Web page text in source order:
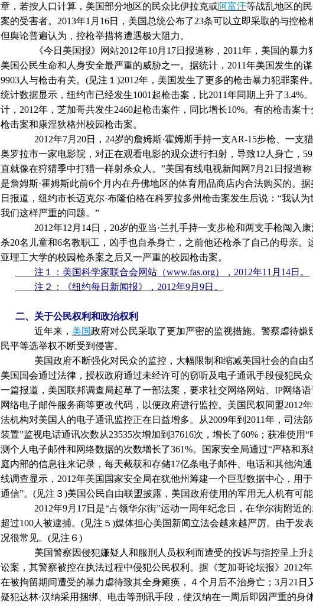
章，若按人口计算，美国部分地区的民众比伊拉克或阿富汗等战乱地区的
案的受害者。 2013年1 月 16日，美国总统公布了23条可以立即采取的与控枪
但舆论普遍认为，控枪举措将遭遇极大阻力。
《今日美国报》网站2012年10月 17日报道称， 2011年，美国的暴力
美国公民生命和人身安全最严重的威胁之一。据统计， 2011年美国发生的
9903人与枪击有关。 (见注１ )2012年，美国发生了更多的枪击暴力犯罪案件
统计数据显示，纽约市已经发生1001 起枪击案，比2011年同期上升了3.4%。
计， 2012年，芝加哥共发生2460起枪击案件，同比增长10%。有的枪击案
枪击案和康涅狄格州校园枪击案。
2012年7月 20日， 24岁的詹姆斯·霍姆斯手持一支AR-15步枪、一支
奥罗拉市一家电影院，对正在观看电影的观众进行扫射，导致12 人身亡， 59
直就像在狩猎季中打猎一样射杀众人。”美国有线电视新闻网 7月 21 日报道
是詹姆斯·霍姆斯此前6个月内在丹佛地区的体育用品商店内合法购买的。据
日报道，纽约市长迈克尔·布隆伯格在科罗拉多州枪击案发生后说：“我认
我们这样严重的问题。”
2012年12 月 14日， 20岁的亚当·兰扎手持一支步枪和两支手枪闯入
杀20名儿童和6名教职工，凶手也自杀身亡，之前他还枪杀了自己的母亲。
亚理工大学的校园枪杀案之后又一严重的校园枪击案。
注１：美国科学家联合会网站（www.fas.org）， 2012年11 月 14日。
注２：《纽约每日新闻报》， 2012年9月 9日。
二、关于公民权利和政治权利
近年来， 美国政府对公民采取了更加严密的监视措施。警察虐待
民平等选举权不断受到侵害。
美国政府不断强化对民众的监控，大幅限制和缩减美国社会的自由
美国国会通过法律，授权政府通过未经许可的窃听及电子通讯手段侵犯民
一篇报道，美国联邦调查局起草了一部法案，要求社交网络网站、 IP网络
网络电子邮件服务商等更改代码，以便政府进行监控。美国民权同盟2012年
法机构对美国人的电子通讯监控正在日益增多。从2009年到 2011年，司法
装置”监视电话通讯次数从23535次增加到 37616次，增长了60% ；获准使用
测个人电子邮件和网络数据的次数增长了361%。国家安全局通过“严格和
庭内部的信息往来记录，每天截获和存储17亿条电子邮件、电话和其他沟通
线调查显示， 2012年美国国家安全局在犹他州筹建一个巨型数据中心，用
通信”。 (见注３)美国公民自由联盟披露，美国政府使用的军用无人机有可
2012年9月 17日是“占领华尔街”运动一周年纪念日，在华尔街附近
超过100人被逮捕。 (见注５ )媒体担心美国新闻立法会越来越严厉。由于发
况很常见。 (见注６ )
美国警察因侵犯嫌疑人和服刑人员权利而遭受的投诉与指控呈上升
讼案，其警察被控在执法过程中侵犯公民权利。据《芝加哥论坛报》 2012年
在被拘留期间遭受的暴力虐待致其全身瘫痪，４个月后不治身亡； 3月 21 日
疑犯达林·汉纳采用捆绑、电击等刑讯手段，使汉纳在一周后即因严重的身